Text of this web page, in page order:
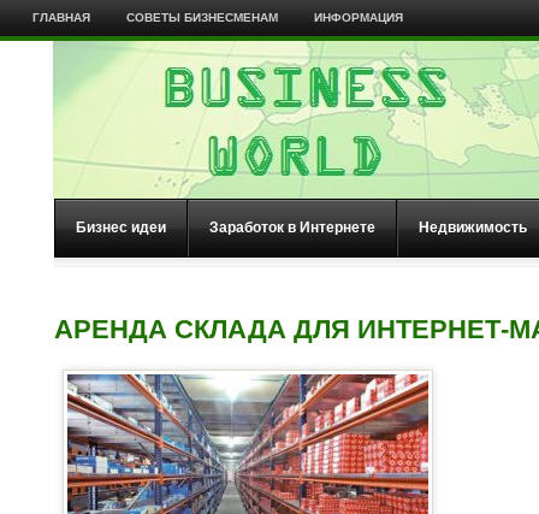
ГЛАВНАЯ СОВЕТЫ БИЗНЕСМЕНАМ ИНФОРМАЦИЯ
Бизнес идеи Заработок в Интернете Недвижимость
АРЕНДА СКЛАДА ДЛЯ ИНТЕРНЕТ-